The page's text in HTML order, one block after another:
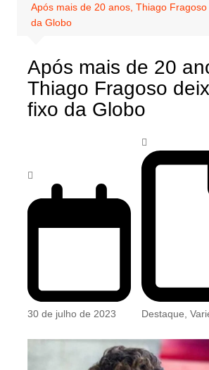
Após mais de 20 anos, Thiago
da Globo
Após mais de 20
Thiago Fragoso
fixo da Globo
30 de julho de 2023 Destaque